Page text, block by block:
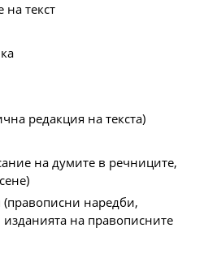
текст
редакция на текста)
на думите в речниците,
наредби,
на правописните